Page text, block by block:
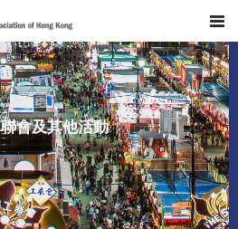
聯會及其他活動